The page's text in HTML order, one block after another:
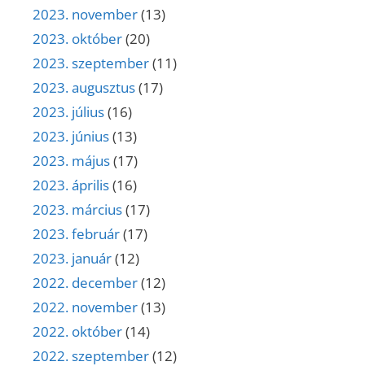
2023. november(13)
2023. október(20)
2023. szeptember(11)
2023. augusztus(17)
2023. július(16)
2023. június(13)
2023. május(17)
2023. április(16)
2023. március(17)
2023. február(17)
2023. január(12)
2022. december(12)
2022. november(13)
2022. október(14)
2022. szeptember(12)